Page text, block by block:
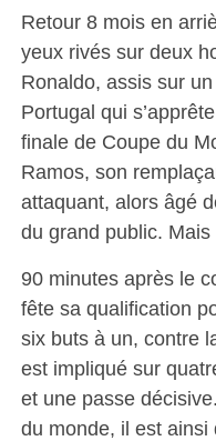
Retour 8 mois en
yeux rivés sur deux
Ronaldo, assis sur
Portugal qui
finale de Coupe du
Ramos, son
attaquant, alors âgé
du grand public.
90 minutes après le
fête sa qualification
six buts à un, contre
est impliqué sur
et une passe
du monde, il est